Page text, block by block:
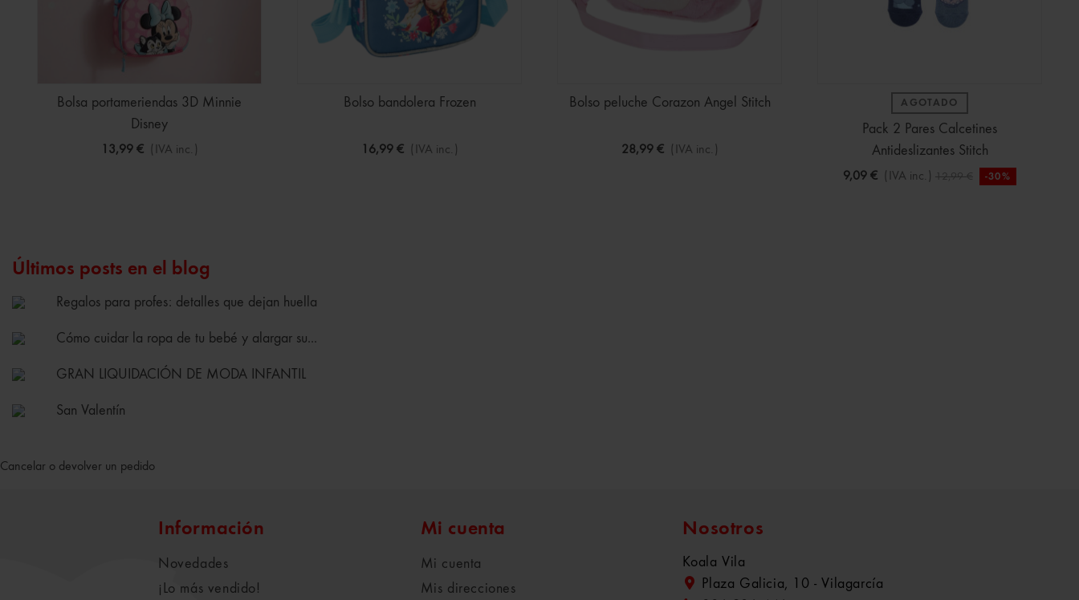
Bolsa portameriendas 3D Minnie
Disney
13,99 € (IVA inc.)
Bolso bandolera Frozen
16,99 € (IVA inc.)
Bolso peluche Corazon Angel Stitch
28,99 € (IVA inc.)
AGOTADO
Pack 2 Pares Calcetines
Antideslizantes Stitch
9,09 € (IVA inc.) 12,99 € -30%
Últimos posts en el blog
Regalos para profes: detalles que dejan huella
Cómo cuidar la ropa de tu bebé y alargar su...
GRAN LIQUIDACIÓN DE MODA INFANTIL
San Valentín
Cancelar o devolver un pedido
Información
Novedades
¡Lo más vendido!
Mi cuenta
Mi cuenta
Mis direcciones
Nosotros
Koala Vila
Plaza Galicia, 10 - Vilagarcía